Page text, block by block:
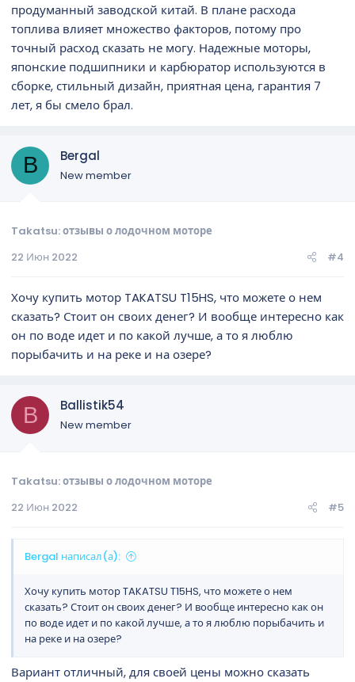
продуманный заводской китай. В плане расхода
топлива влияет множество факторов, потому про
точный расход сказать не могу. Надежные моторы,
японские подшипники и карбюратор используются в
сборке, стильный дизайн, приятная цена, гарантия 7
лет, я бы смело брал.
B Bergal
New member
Takatsu: отзывы о лодочном моторе
22 Июн 2022
#4
Хочу купить мотор TAKATSU T15HS, что можете о нем
сказать? Стоит он своих денег? И вообще интересно как
он по воде идет и по какой лучше, а то я люблю
порыбачить и на реке и на озере?
B Ballistik54
New member
Takatsu: отзывы о лодочном моторе
22 Июн 2022
#5
Bergal написал(а):
Хочу купить мотор TAKATSU T15HS, что можете о нем
сказать? Стоит он своих денег? И вообще интересно как он
по воде идет и по какой лучше, а то я люблю порыбачить и
на реке и на озере?
Вариант отличный, для своей цены можно сказать